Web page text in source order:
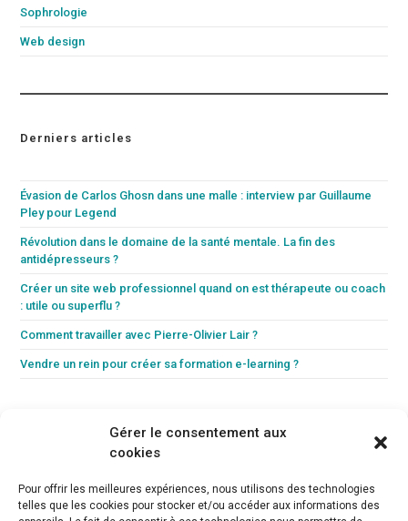
Gérer le consentement aux
cookies
Pour offrir les meilleures expériences, nous utilisons des technologies
telles que les cookies pour stocker et/ou accéder aux informations des
Sophrologie
Web design
Derniers articles
Évasion de Carlos Ghosn dans une malle : interview par Guillaume
Pley pour Legend
Révolution dans le domaine de la santé mentale. La fin des
antidépresseurs ?
Créer un site web professionnel quand on est thérapeute ou coach
: utile ou superflu ?
Comment travailler avec Pierre-Olivier Lair ?
Vendre un rein pour créer sa formation e-learning ?